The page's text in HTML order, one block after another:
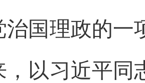
治国理政的一
，以习近平同